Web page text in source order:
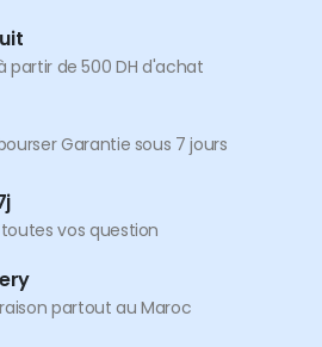
partir de 500 DH d'achat
Garantie sous 7 jours
vos question
partout au Maroc